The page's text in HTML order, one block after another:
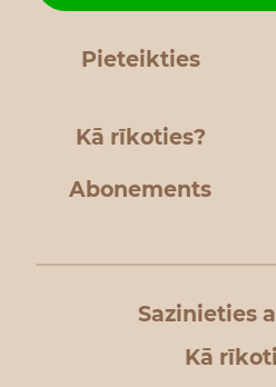
Pieteikties
Kā rīkoties?
Abonements
Sazinieties
Kā